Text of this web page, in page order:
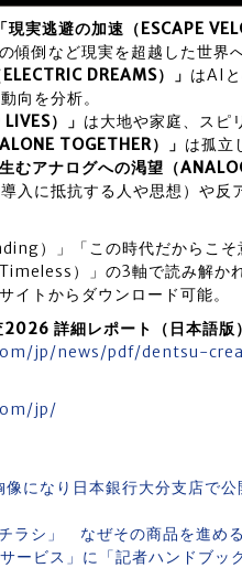
「現実逃避の加速（ESCAPE
傾倒など現実を超越した世界
DREAMS）」 はAI
向を分析。
）」 は大地や家庭、スピ
TOGETHER）」 は孤立
むアナログへの渇望（
入に抵抗する人や思想）や反
）」「この時代だからこ
）」の3軸で読み解か
イトからダウンロード可能。
詳細レポート（日本語版）
jp/news/pdf/dentsu-
jp/
になり日本銀行大分支店で
ラシ」 なぜその商品を進め
ビス」に「記者ハンドブッ